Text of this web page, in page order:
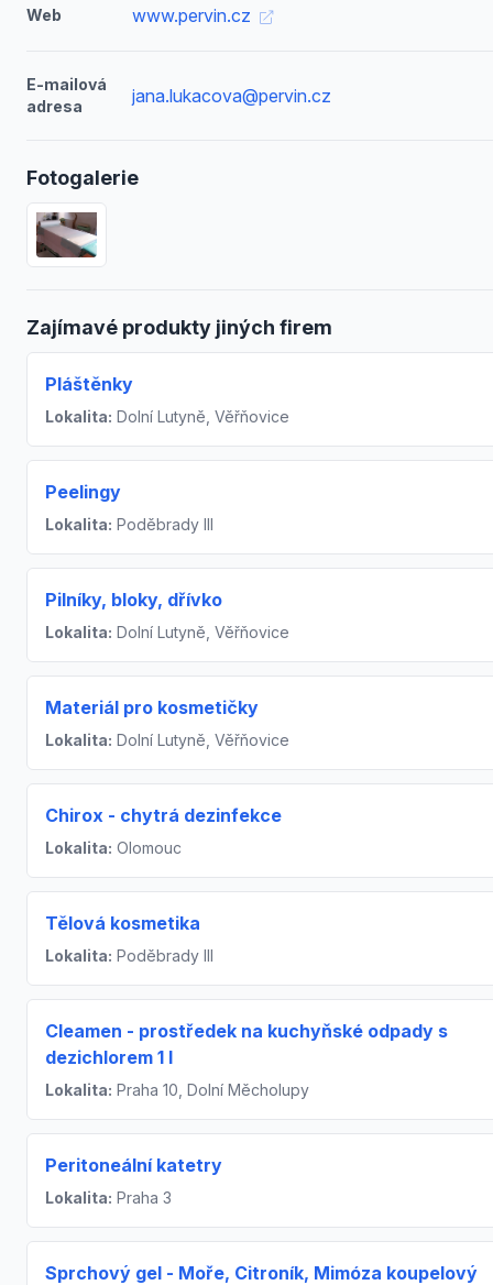
Web www.pervin.cz
E-mailová
adresa
jana.lukacova@pervin.cz
Fotogalerie
Zajímavé produkty jiných firem
Pláštěnky
Lokalita: Dolní Lutyně, Věřňovice
Peelingy
Lokalita: Poděbrady III
Pilníky, bloky, dřívko
Lokalita: Dolní Lutyně, Věřňovice
Materiál pro kosmetičky
Lokalita: Dolní Lutyně, Věřňovice
Chirox - chytrá dezinfekce
Lokalita: Olomouc
Tělová kosmetika
Lokalita: Poděbrady III
Cleamen - prostředek na kuchyňské odpady s
dezichlorem 1 l
Lokalita: Praha 10, Dolní Měcholupy
Peritoneální katetry
Lokalita: Praha 3
Sprchový gel - Moře, Citroník, Mimóza koupelový